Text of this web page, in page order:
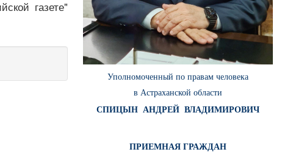
Уполномоченный по правам человека
в Астраханской области
СПИЦЫН АНДРЕЙ ВЛАДИМИРОВИЧ
ПРИЕМНАЯ ГРАЖДАН
газете"